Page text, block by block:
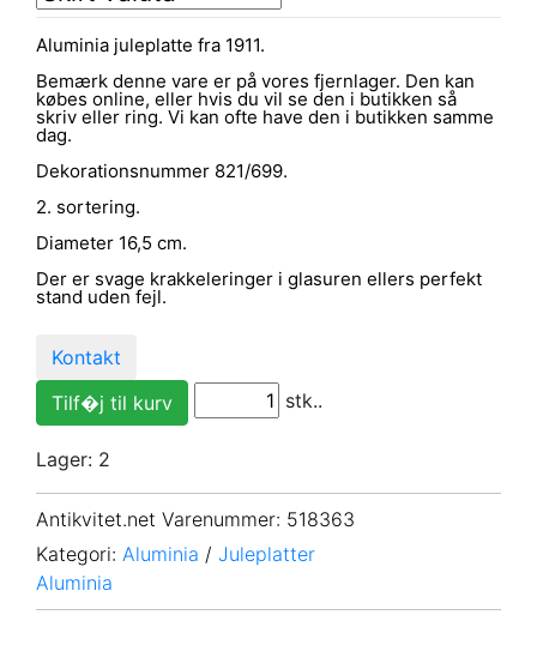
Aluminia juleplatte fra 1911.
Bemærk denne vare er på vores fjernlager. Den kan
købes online, eller hvis du vil se den i butikken så
skriv eller ring. Vi kan ofte have den i butikken samme
dag.
Dekorationsnummer 821/699.
2. sortering.
Diameter 16,5 cm.
Der er svage krakkeleringer i glasuren ellers perfekt
stand uden fejl.
Kontakt
stk..
Lager: 2
Antikvitet.net Varenummer: 518363
Kategori: Aluminia / Juleplatter
Aluminia